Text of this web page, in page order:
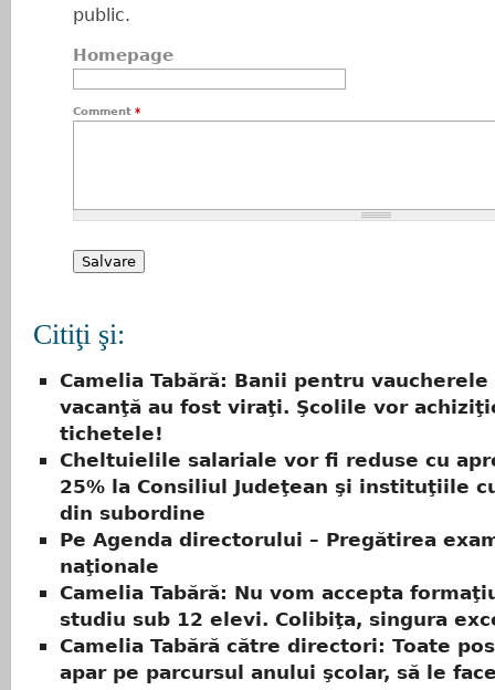
public.
Homepage
Comment *
Citiţi şi:
Camelia Tabără: Banii pentru vaucherele
vacanţă au fost viraţi. Şcolile vor
tichetele!
Cheltuielile salariale vor fi reduse cu
25% la Consiliul Judeţean şi instituţiile
din subordine
Pe Agenda directorului – Pregătirea
naţionale
Camelia Tabără: Nu vom accepta
studiu sub 12 elevi. Colibiţa, singura
Camelia Tabără către directori: Toate
apar pe parcursul anului şcolar, să le